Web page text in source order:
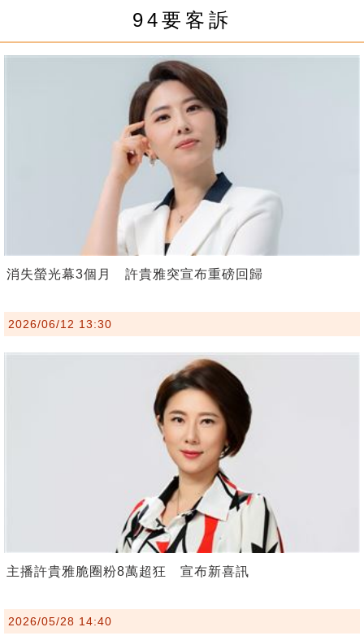
94要客訴
消失螢光幕3個月 許貴雅突宣布重磅回歸
2026/06/12 13:30
主播許貴雅脆圈粉8萬超狂 宣布新喜訊
2026/05/28 14:40